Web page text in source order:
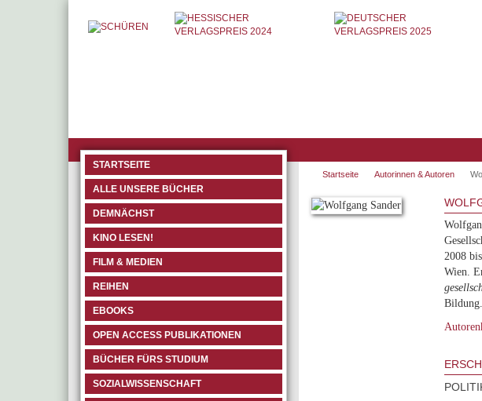
STARTSEITE
ALLE UNSERE BÜCHER
DEMNÄCHST
KINO LESEN!
FILM & MEDIEN
REIHEN
EBOOKS
OPEN ACCESS PUBLIKATIONEN
BÜCHER FÜRS STUDIUM
SOZIALWISSENSCHAFT
Startseite Autorinnen & Autoren
2008
Wien.
Bildung.